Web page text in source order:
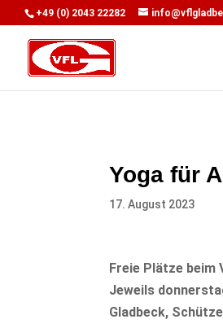
+49 (0) 2043 22282
Yoga für
17. August 2023
Freie Plätze beim
Jeweils
Gladbeck,